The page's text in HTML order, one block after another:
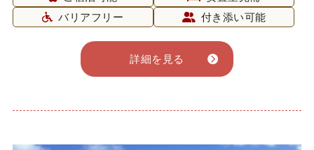
バリアフリー
付き添い可能
詳細を見る